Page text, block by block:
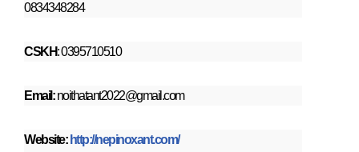
0834348284
CSKH: 0395710510
Email:noithatant2022@gmail.com
Website: http://nepinoxant.com/